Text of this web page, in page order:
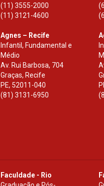
(11) 3555-2000
(11) 3121-4600
Agnes – Recife
Infantil, Fundamental e
Médio
Av. Rui Barbosa, 704
Graças, Recife
PE, 52011-040
(81) 3131-6950
Faculdade - Rio